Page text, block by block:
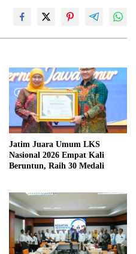
Jatim Juara Umum LKS
Nasional 2026 Empat Kali
Beruntun, Raih 30 Medali